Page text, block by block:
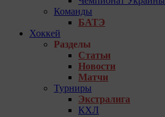
Команды
БАТЭ
Хоккей
Разделы
Статьи
Новости
Матчи
Турниры
Экстралига
КХЛ